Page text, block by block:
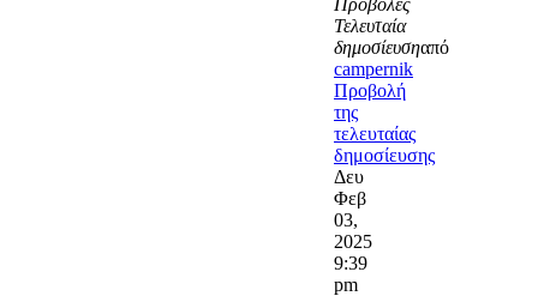
Προβολές
Τελευταία
δημοσίευσηαπό
campernik
Προβολή
της
τελευταίας
δημοσίευσης
Δευ
Φεβ
03,
2025
9:39
pm